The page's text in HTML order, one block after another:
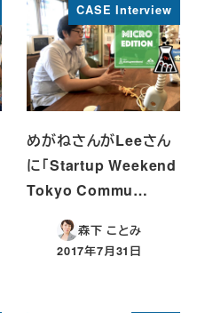
CASE Interview
めがねさんがLeeさん
に「Startup Weekend
Tokyo Commu…
森下 ことみ
投稿日
2017年7月31日